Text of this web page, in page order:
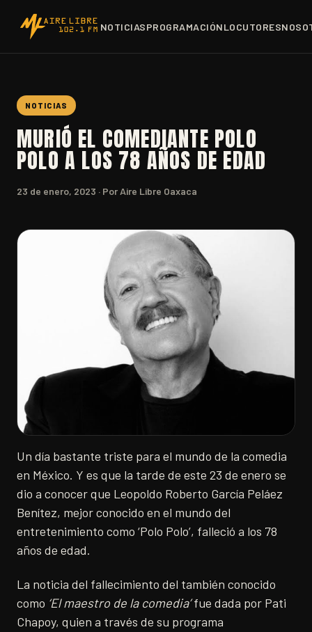
NOTICIASPROGRAMACIÓNLOCUTORES
NOTICIAS
MURIÓ EL COMEDIANTE POLO
POLO A LOS 78 AÑOS DE EDAD
23 de enero, 2023 · Por Aire Libre Oaxaca
Un día bastante triste para el mundo de la comedia
en México. Y es que la tarde de este 23 de enero se
dio a conocer que Leopoldo Roberto García Peláez
Benítez, mejor conocido en el mundo del
entretenimiento como ‘Polo Polo’, falleció a los 78
años de edad.
La noticia del fallecimiento del también conocido
como ‘El maestro de la comedia’fue dada por Pati
Chapoy, quien a través de su programa